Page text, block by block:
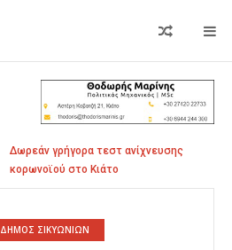
Δωρεάν γρήγορα τεστ ανίχνευσης
κορωνοϊού στο Κιάτο
ΔΗΜΟΣ ΣΙΚΥΩΝΙΩΝ